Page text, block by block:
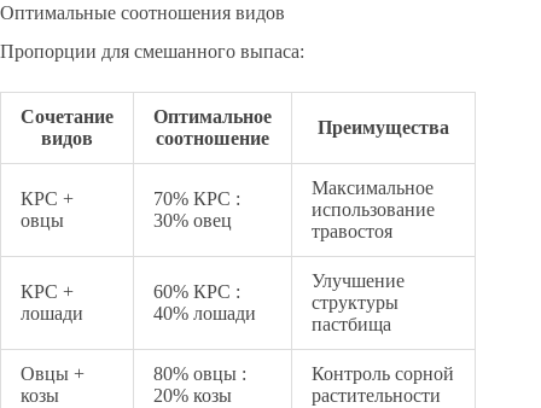
Оптимальные соотношения видов
Пропорции для смешанного выпаса:
Сочетание
видов
Оптимальное
соотношение
Преимущества
КРС +
овцы
70% КРС :
30% овец
Максимальное
использование
травостоя
КРС +
лошади
60% КРС :
40% лошади
Улучшение
структуры
пастбища
Овцы +
козы
80% овцы :
20% козы
Контроль сорной
растительности